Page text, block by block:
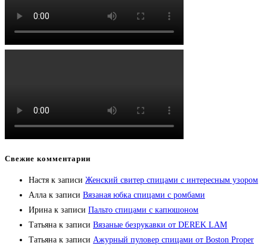
Свежие комментарии
Настя к записи Женский свитер спицами с интересным узором
Алла к записи Вязаная юбка спицами с ромбами
Ирина к записи Пальто спицами с капюшоном
Татьяна к записи Вязаные безрукавки от DEREK LAM
Татьяна к записи Ажурный пуловер спицами от Boston Proper